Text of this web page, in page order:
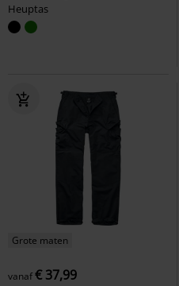
Heuptas
Grote maten
vanaf€ 37,99